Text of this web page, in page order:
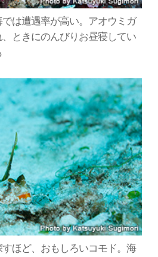
は遭遇率が高い。アオウミガ
ときにのんびりお昼寝してい
ほど、おもしろいコモド。海